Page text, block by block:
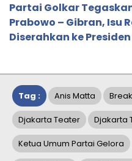
Partai Golkar
Prabowo – Gibran, Isu
Diserahkan ke Presiden
Tag : Anis Matta
Djakarta Teater Djakarta
Ketua Umum Partai Gelora